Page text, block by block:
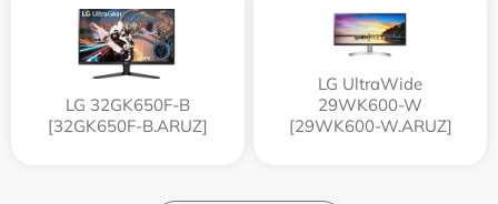
LG 32GK650F-B
[32GK650F-B.ARUZ]
LG UltraWide
29WK600-W
[29WK600-W.ARUZ]